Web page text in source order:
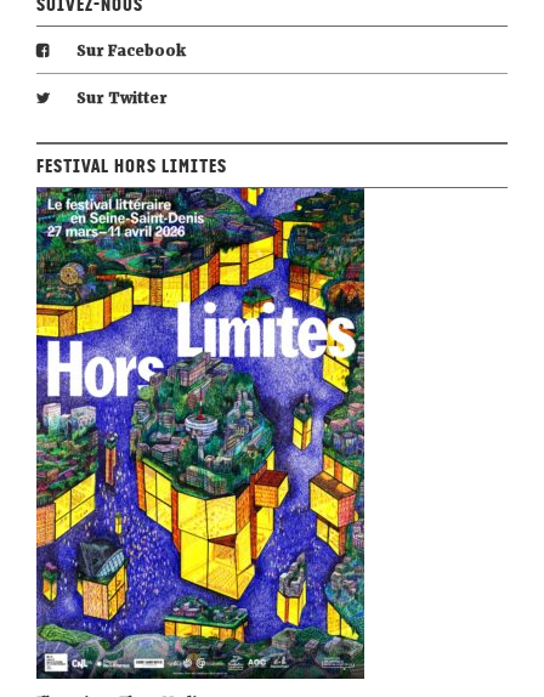
Suivez-nous
Sur Facebook
Sur Twitter
Festival Hors Limites